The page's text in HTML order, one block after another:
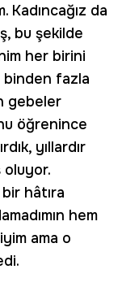
Kadıncağız da
bu şekilde
her birini
binden fazla
gebeler
öğrenince
yıllardır
oluyor.
hâtıra
hem
ama o